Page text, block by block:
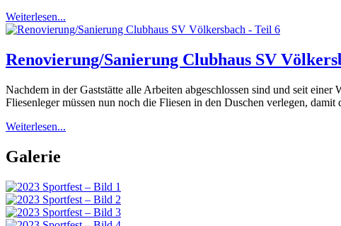
Weiterlesen...
Renovierung/Sanierung Clubhaus SV
Nachdem in der Gaststätte alle Arbeiten abgeschlossen sind und seit
Fliesenleger müssen nun noch die Fliesen in den Duschen verlegen,
Weiterlesen...
Galerie